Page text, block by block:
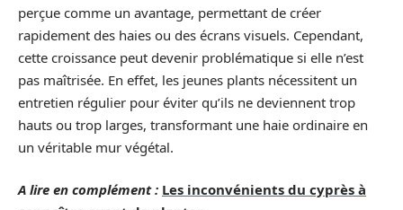
perçue comme un avantage, permettant de créer
rapidement des haies ou des écrans visuels. Cependant,
cette croissance peut devenir problématique si elle n’est
pas maîtrisée. En effet, les jeunes plants nécessitent un
entretien régulier pour éviter qu’ils ne deviennent trop
hauts ou trop larges, transformant une haie ordinaire en
un véritable mur végétal.
A lire en complément : Les inconvénients du cyprès à